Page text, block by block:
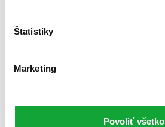
Štatistiky
Marketing
Povoliť všetko